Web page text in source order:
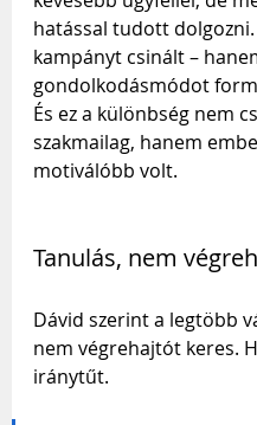
hatással tudott
kampányt csinált –
gondolkodásmódot
És ez a különbség nem
szakmailag, hanem
motiválóbb volt.
Tanulás, nem
Dávid szerint a legtöbb
nem végrehajtót keres.
iránytűt.